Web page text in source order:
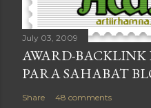
July 03, 2009
AWARD-
PARA SAHABAT
Share 48 comments